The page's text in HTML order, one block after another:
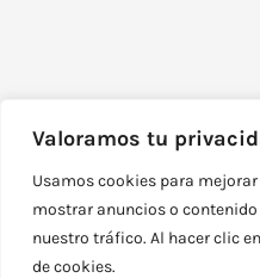
Valoramos tu
Usamos cookies para
mostrar anuncios o
nuestro tráfico. Al hacer clic
de cookies.